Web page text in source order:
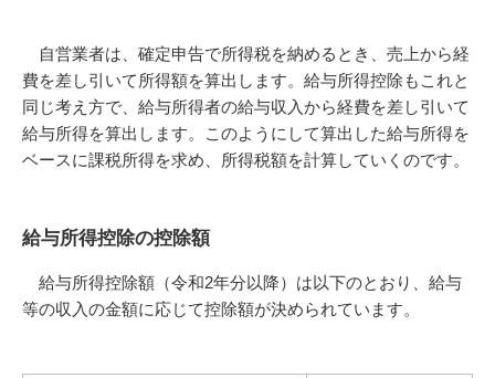
自営業者は、確定申告で所得税を納めるとき、売上から経
費を差し引いて所得額を算出します。給与所得控除もこれと
同じ考え方で、給与所得者の給与収入から経費を差し引いて
給与所得を算出します。このようにして算出した給与所得を
ベースに課税所得を求め、所得税額を計算していくのです。
給与所得控除の控除額
給与所得控除額（令和2年分以降）は以下のとおり、給与
等の収入の金額に応じて控除額が決められています。